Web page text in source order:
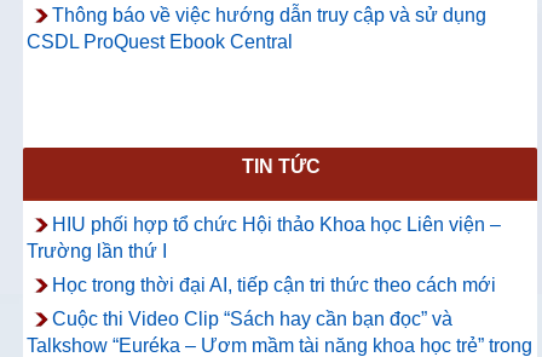
Thông báo về việc hướng dẫn truy cập và sử dụng
CSDL ProQuest Ebook Central
TIN TỨC
HIU phối hợp tổ chức Hội thảo Khoa học Liên viện –
Trường lần thứ I
Học trong thời đại AI, tiếp cận tri thức theo cách mới
Cuộc thi Video Clip “Sách hay cần bạn đọc” và
Talkshow “Euréka – Ươm mầm tài năng khoa học trẻ” trong